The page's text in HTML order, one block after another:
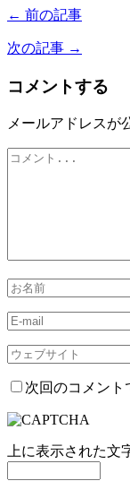
← 前の記事
次の記事 →
コメントする
メールアドレスが
次回のコメン
上に表示された文